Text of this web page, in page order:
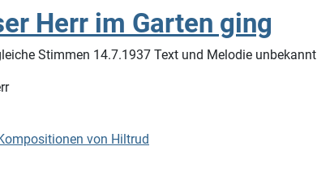
Herr im Garten ging
Stimmen 14.7.1937 Text und Melodie unbekannt
von Hiltrud